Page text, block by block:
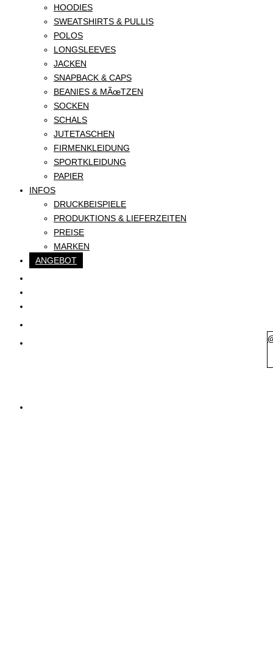
HOODIES
SWEATSHIRTS & PULLIS
POLOS
LONGSLEEVES
JACKEN
SNAPBACK & CAPS
BEANIES & MÃœTZEN
SOCKEN
SCHALS
JUTETASCHEN
FIRMENKLEIDUNG
SPORTKLEIDUNG
PAPIER
INFOS
DRUCKBEISPIELE
PRODUKTIONS & LIEFERZEITEN
PREISE
MARKEN
ANGEBOT